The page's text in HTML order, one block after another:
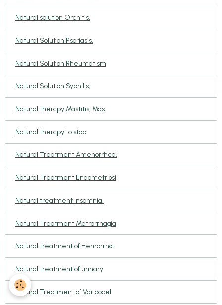
Natural solution Orchitis,
Natural Solution Psoriasis,
Natural Solution Rheumatism
Natural Solution Syphilis,
Natural therapy Mastitis, Mas
Natural therapy to stop
Natural Treatment Amenorrhea,
Natural Treatment Endometriosi
Natural treatment Insomnia,
Natural Treatment Metrorrhagia
Natural treatment of Hemorrhoi
Natural treatment of urinary
Natural Treatment of Varicocel